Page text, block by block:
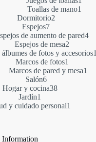
Toallas de mano1
Dormitorio22
Espejos77
productos
de aumento de pared44
Espejos de mesa2
productos
de fotos y accesorios1
Marcos de fotos1
producto
Marcos de pared y mesa1
Salón66
productos
Hogar y cocina3838
Jardín1
producto
y cuidado personal1
Information